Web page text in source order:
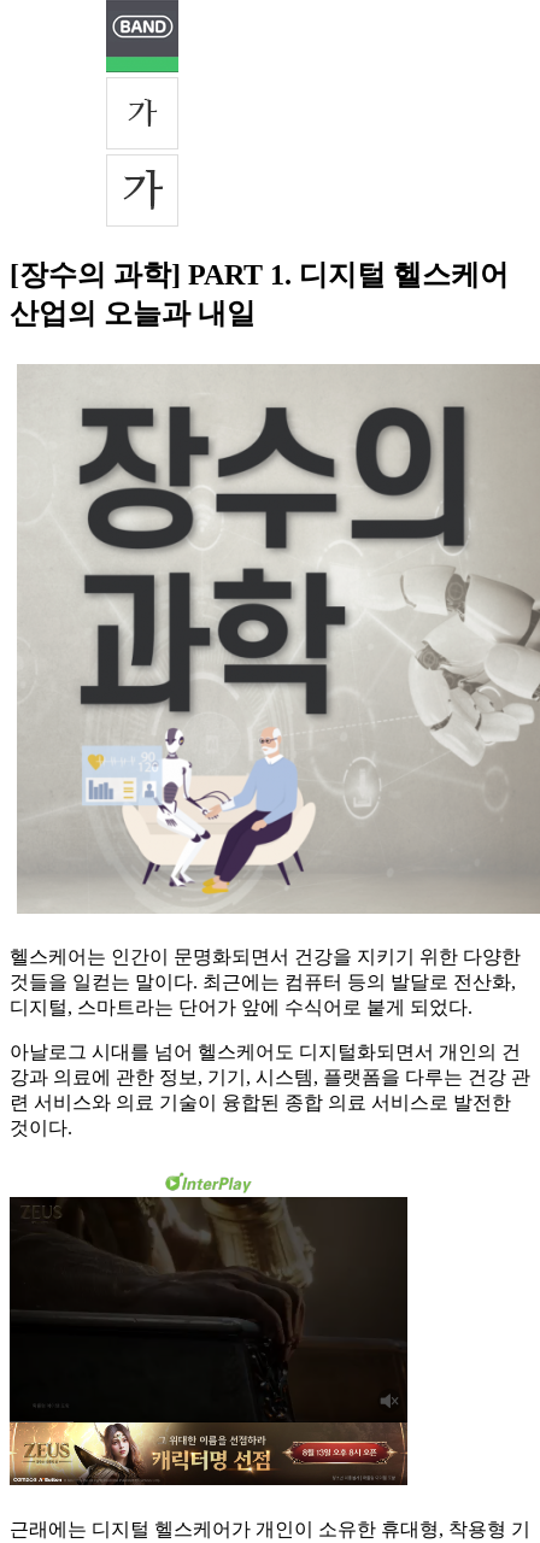
[장수의 과학] PART 1. 디지털 헬스케어
산업의 오늘과 내일
헬스케어는 인간이 문명화되면서 건강을 지키기 위한 다양한
것들을 일컫는 말이다. 최근에는 컴퓨터 등의 발달로 전산화,
디지털, 스마트라는 단어가 앞에 수식어로 붙게 되었다.
아날로그 시대를 넘어 헬스케어도 디지털화되면서 개인의 건
강과 의료에 관한 정보, 기기, 시스템, 플랫폼을 다루는 건강 관
련 서비스와 의료 기술이 융합된 종합 의료 서비스로 발전한
것이다.
근래에는 디지털 헬스케어가 개인이 소유한 휴대형, 착용형 기